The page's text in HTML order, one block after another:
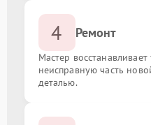
4 Ремонт
Мастер
неисправную часть
деталью.